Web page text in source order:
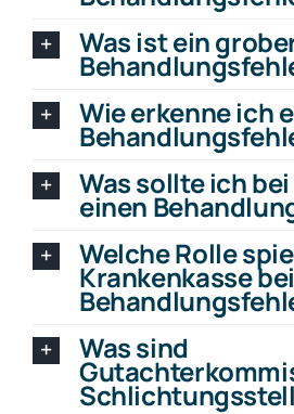
Was ist ein
Wie erkenne ich
Was sollte ich
einen
Welche Rolle
Krankenkasse bei
Was sind